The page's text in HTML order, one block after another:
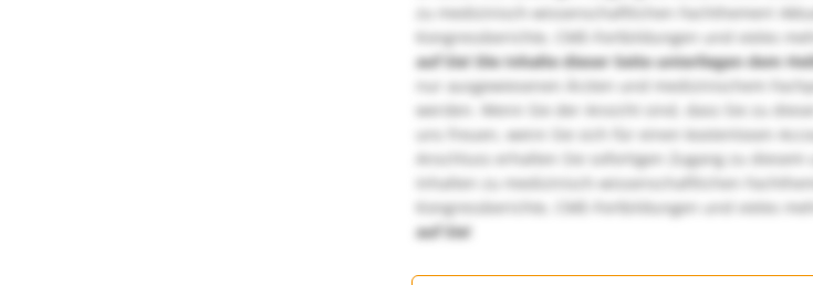
zu medizinisch-wissenschaftlichen Fachthemen!
Kongressberichte, CME-Fortbildungen und vieles
auf Sie! Die Inhalte dieser Seite unterliegen dem
nur ausgewiesenen Ärzten und medizinischem
werden. Wenn Sie der Ansicht sind, dass Sie zu
uns freuen, wenn Sie sich für einen kostenlosen
Anschluss erhalten Sie sofortigen Zugang zu
Inhalten zu medizinisch-wissenschaftlichen
Kongressberichte, CME-Fortbildungen und vieles
auf Sie!